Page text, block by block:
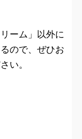
ーム」以外に
ので、ぜひお
い。